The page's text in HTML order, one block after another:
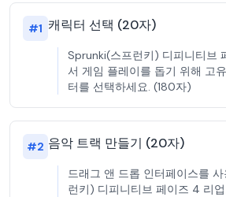
#1 캐릭터 선택 (20자)
Sprunki(스프런키) 디피니티브
서 게임 플레이를 돕기 위해 고
터를 선택하세요. (180자)
#2 음악 트랙 만들기 (20자)
드래그 앤 드롭 인터페이스를
런키) 디피니티브 페이즈 4 리